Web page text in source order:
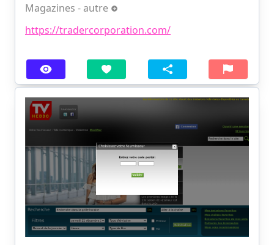
Magazines - autre
https://tradercorporation.com/